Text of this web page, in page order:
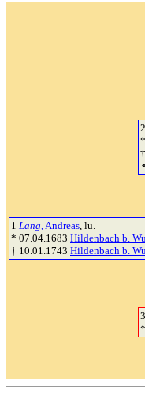
2
1 Lang, Andreas, lu.
* 07.04.1683 Hildenbach b.
† 10.01.1743 Hildenbach b.
3